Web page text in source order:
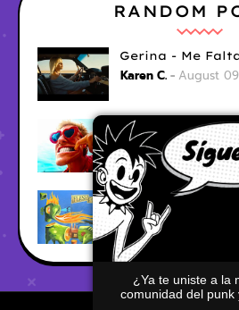
¿Ya te uniste a la
comunidad del punk
RANDOM
Gerina - Me
Karen C. August
jak demo -
Karen C. August
Garage Fuzz -
Karen C.